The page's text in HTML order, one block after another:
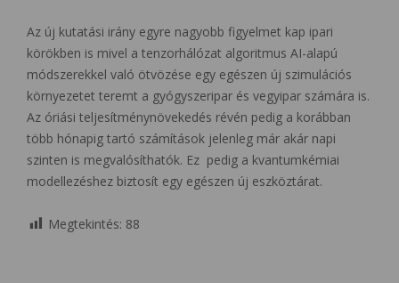
Az új kutatási irány egyre nagyobb figyelmet kap ipari
körökben is mivel a tenzorhálózat algoritmus AI-alapú
módszerekkel való ötvözése egy egészen új szimulációs
környezetet teremt a gyógyszeripar és vegyipar számára is.
Az óriási teljesítménynövekedés révén pedig a korábban
több hónapig tartó számítások jelenleg már akár napi
szinten is megvalósíthatók. Ez pedig a kvantumkémiai
modellezéshez biztosít egy egészen új eszköztárat.
Megtekintés: 88